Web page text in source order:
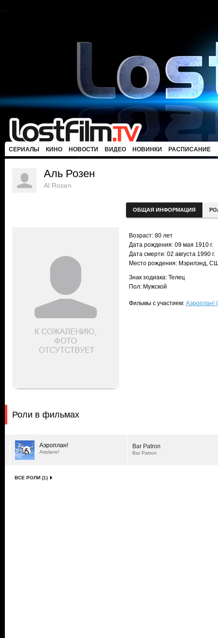
СЕРИАЛЫ КИНО НОВОСТИ ВИДЕО НОВИНКИ РАСПИСАНИЕ
Аль Розен
Al Rosen
ОБЩАЯ ИНФОРМАЦИЯ
Возраст: 80 лет
Дата рождения: 09 мая 1910 г.
Дата смерти: 02 августа 1990 г.
Место рождения: Мэрилэнд,
Знак зодиака: Телец
Пол: Мужской
Фильмы с участием: Аэроплан!
Роли в фильмах
Аэроплан!
Airplane!
Bar Patron
Bar Patron
ВСЕ РОЛИ (1)